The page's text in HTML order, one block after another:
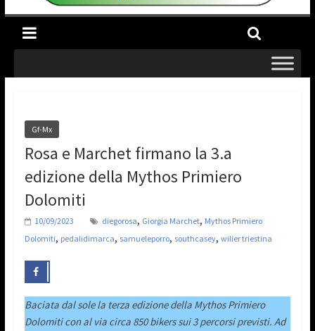
Gf-Mx
Rosa e Marchet firmano la 3.a
edizione della Mythos Primiero
Dolomiti
10/09/2023 diegorosa, Giorgia Marchet, Mythos Primiero
Dolomiti, pedalidimarca, samueleporro, southcasey, wilier triestina
Baciata dal sole la terza edizione della Mythos Primiero
Dolomiti con al via circa 850 bikers sui 3 percorsi previsti. Ad